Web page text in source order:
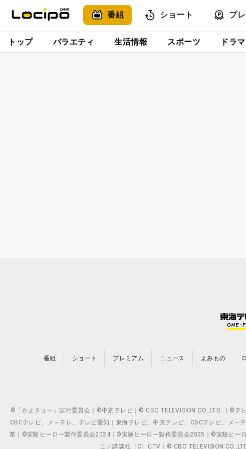
番組 ショート プ
トップ バラエティ 生活情報 スポーツ ドラマ
番組 ショート プレミアム ニュース よみもの
©「かよチュー」実行委員会｜©中京テレビ｜© CBC TELEVISION CO.,LTD. ｜©
CBCテレビ、メ～テレ、テレビ愛知｜東海テレビ、中京テレビ、CBCテレビ、メ
業｜©実験ヒーロー製作委員会2024｜©実験ヒーロー製作委員会2025｜©実験ヒー
こ／講談社（C）CTV｜© CBC TELEVISION